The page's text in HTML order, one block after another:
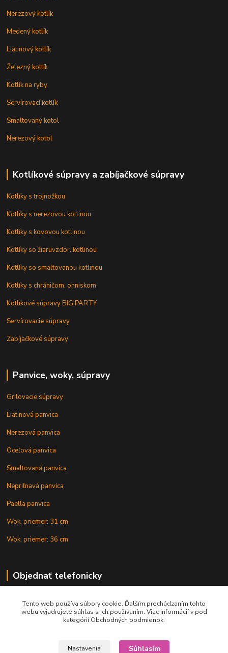
Nerezový kotlík
Medený kotlík
Liatinový kotlík
Železný kotlík
Kotlík na ryby
Servírovací kotlík
Smaltovaný kotol
Nerezový kotol
Kotlíkové súpravy a zabíjačkové súpravy
Kotlíky s trojnožkou
Kotlíky s nerezovou kotlinou
Kotlíky s kovovou kotlinou
Kotlíky so žiaruvzdor. kotlinou
Kotlíky so smaltovanou kotlinou
Kotlíky s chráničom, ohniskom
Kotlíkové súpravy BIG PARTY
Servírovacie súpravy
Zabíjačkové súpravy
Panvice, woky, súpravy
Grilovacie súpravy
Liatinová panvica
Nerezová panvica
Oceľová panvica
Smaltovaná panvica
Nepriľnavá panvica
Paella panvica
Wok, priemer: 31 cm
Wok, priemer: 36 cm
Objednať telefonicky
+421 902 212 007
Tento web používa súbory cookie. Ďalším prechádzaním tohto
webu vyjadrujete súhlas s ich používaním. Viac informácií v pod
kategórií Obchodných podmienok.
Nastavenia Súhlasím